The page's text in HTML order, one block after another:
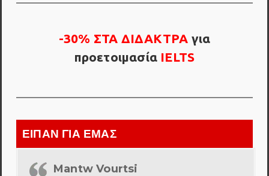
-30% ΣΤΑ ΔIΔΑΚΤΡΑ για
προετοιμασία IELTS
ΕΙΠΑΝ ΓΙΑ ΕΜΑΣ
Mantw Vourtsi